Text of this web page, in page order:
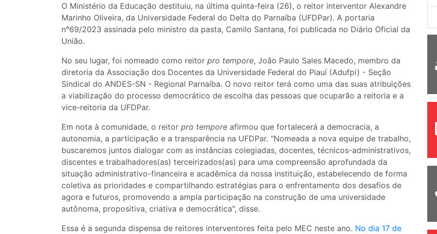
O Ministério da Educação destituiu, na última quinta-feira (26), o reitor interventor Alexandre
Marinho Oliveira, da Universidade Federal do Delta do Parnaíba (UFDPar). A portaria
n°69/2023 assinada pelo ministro da pasta, Camilo Santana, foi publicada no Diário Oficial da
União.
No seu lugar, foi nomeado como reitor pro tempore, João Paulo Sales Macedo, membro da
diretoria da Associação dos Docentes da Universidade Federal do Piauí (Adufpi) - Seção
Sindical do ANDES-SN - Regional Parnaíba. O novo reitor terá como uma das suas atribuições
a viabilização do processo democrático de escolha das pessoas que ocuparão a reitoria e a
vice-reitoria da UFDPar.
Em nota à comunidade, o reitor pro tempore afirmou que fortalecerá a democracia, a
autonomia, a participação e a transparência na UFDPar. "Nomeada a nova equipe de trabalho,
buscaremos juntos dialogar com as instâncias colegiadas, docentes, técnicos-administrativos,
discentes e trabalhadores(as) terceirizados(as) para uma compreensão aprofundada da
situação administrativo-financeira e acadêmica da nossa instituição, estabelecendo de forma
coletiva as prioridades e compartilhando estratégias para o enfrentamento dos desafios de
agora e futuros, promovendo a ampla participação na construção de uma universidade
autônoma, propositiva, criativa e democrática", disse.
Essa é a segunda dispensa de reitores interventores feita pelo MEC neste ano. No dia 17 de